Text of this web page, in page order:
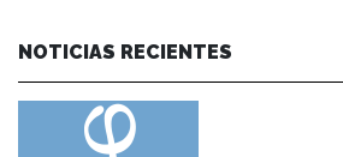
NOTICIAS RECIENTES